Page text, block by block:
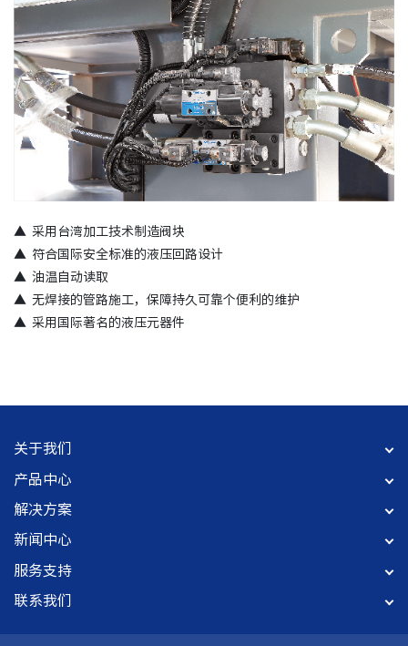
▲ 采用台湾加工技术制造阀块
▲ 符合国际安全标准的液压回路设计
▲ 油温自动读取
▲ 无焊接的管路施工，保障持久可靠个便利的维护
▲ 采用国际著名的液压元器件
关于我们
产品中心
解决方案
新闻中心
服务支持
联系我们